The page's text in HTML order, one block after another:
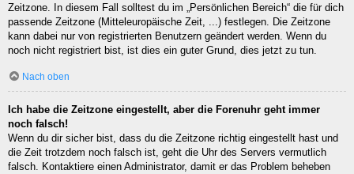
Zeitzone. In diesem Fall solltest du im „Persönlichen Bereich“ die für dich
passende Zeitzone (Mitteleuropäische Zeit, ...) festlegen. Die Zeitzone
kann dabei nur von registrierten Benutzern geändert werden. Wenn du
noch nicht registriert bist, ist dies ein guter Grund, dies jetzt zu tun.
Nach oben
Ich habe die Zeitzone eingestellt, aber die Forenuhr geht immer
noch falsch!
Wenn du dir sicher bist, dass du die Zeitzone richtig eingestellt hast und
die Zeit trotzdem noch falsch ist, geht die Uhr des Servers vermutlich
falsch. Kontaktiere einen Administrator, damit er das Problem beheben